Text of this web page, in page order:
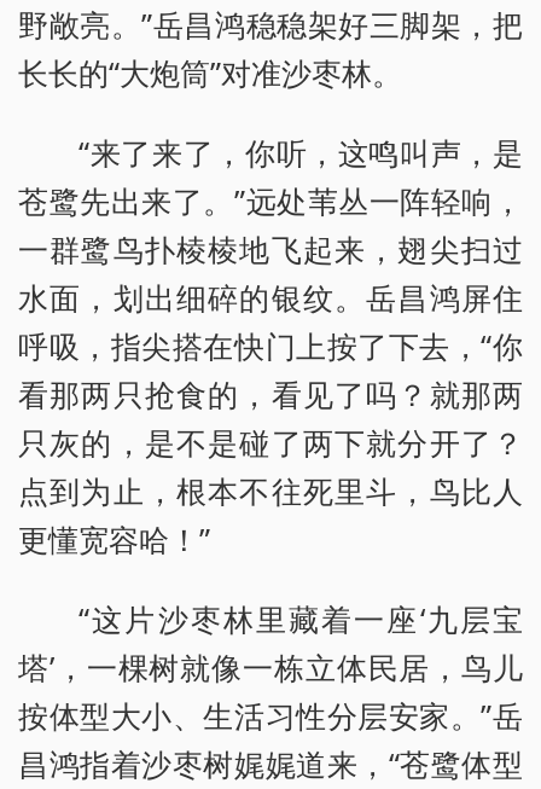
野敞亮。”岳昌鸿稳稳架好三脚架，把
长长的“大炮筒”对准沙枣林。
“来了来了，你听，这鸣叫声，是
苍鹭先出来了。”远处苇丛一阵轻响，
一群鹭鸟扑棱棱地飞起来，翅尖扫过
水面，划出细碎的银纹。岳昌鸿屏住
呼吸，指尖搭在快门上按了下去，“你
看那两只抢食的，看见了吗？就那两
只灰的，是不是碰了两下就分开了？
点到为止，根本不往死里斗，鸟比人
更懂宽容哈！”
“这片沙枣林里藏着一座‘九层宝
塔’，一棵树就像一栋立体民居，鸟儿
按体型大小、生活习性分层安家。”岳
昌鸿指着沙枣树娓娓道来，“苍鹭体型